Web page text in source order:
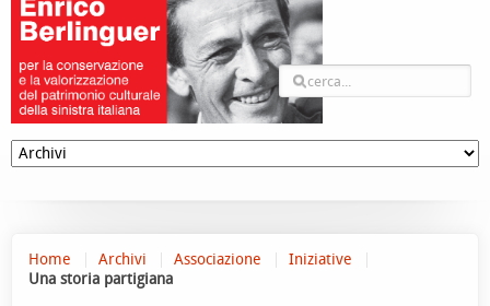
Home Archivi Associazione
Iniziative
Una storia partigiana